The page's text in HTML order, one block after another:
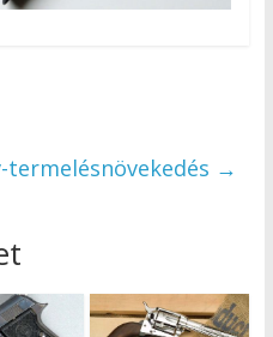
termelésnövekedés →